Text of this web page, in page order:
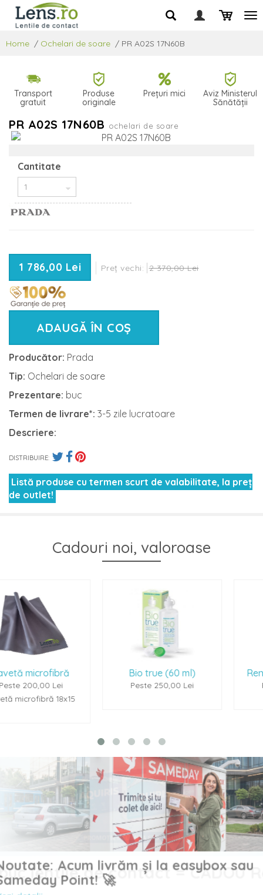
Home / Ochelari de soare / PR A02S 17N60B
Transport
gratuit
Produse
originale
Prețuri mici
Aviz Ministerul
Sănătății
PR A02S 17N60B ochelari de soare
Cantitate
1 786,00 Lei Preț vechi: 2 370,00 Lei
ADAUGĂ ÎN COȘ
Producător: Prada
Tip: Ochelari de soare
Prezentare: buc
Termen de livrare*: 3-5 zile lucratoare
Descriere:
DISTRIBUIRE:
Listă produse cu termen scurt de valabilitate, la preț
de outlet!
Cadouri noi, valoroase
Bio true (60 ml) Renu Multiplus
lentile de contact = CADOU
Noutate: Acum livrăm și la easybox sau
Sameday Point! 🚀
Vezi detalii